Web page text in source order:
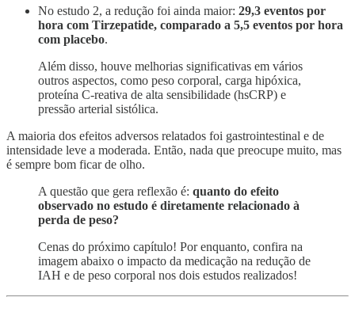
No estudo 2, a redução foi ainda maior: 29,3 eventos por
hora com Tirzepatide, comparado a 5,5 eventos por hora
com placebo.
Além disso, houve melhorias significativas em vários
outros aspectos, como peso corporal, carga hipóxica,
proteína C-reativa de alta sensibilidade (hsCRP) e
pressão arterial sistólica.
A maioria dos efeitos adversos relatados foi gastrointestinal e de
intensidade leve a moderada. Então, nada que preocupe muito, mas
é sempre bom ficar de olho.
A questão que gera reflexão é: quanto do efeito
observado no estudo é diretamente relacionado à
perda de peso?
Cenas do próximo capítulo! Por enquanto, confira na
imagem abaixo o impacto da medicação na redução de
IAH e de peso corporal nos dois estudos realizados!